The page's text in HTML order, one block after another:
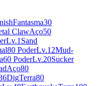
Fantasma30
ClawAço50
Lv.1 Sand
80 PoderLv.12Mud-
60 PoderLv.20Sucker
Aço80
DigTerra80